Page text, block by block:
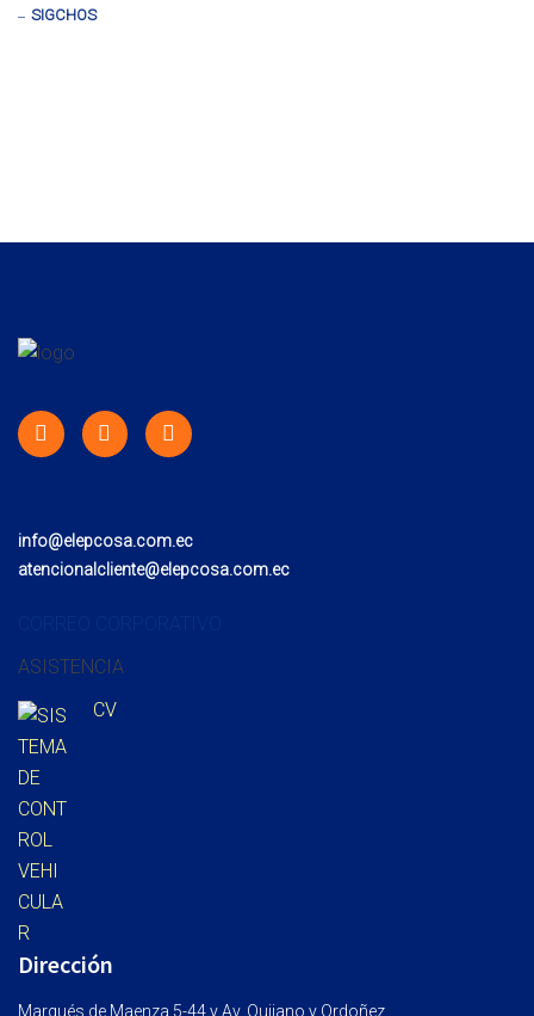
SIGCHOS
info@elepcosa.com.ec
atencionalcliente@elepcosa.com.ec
ASISTENCIA
CV
Dirección
Marqués de Maenza 5-44 y Av. Quijano y Ordoñez